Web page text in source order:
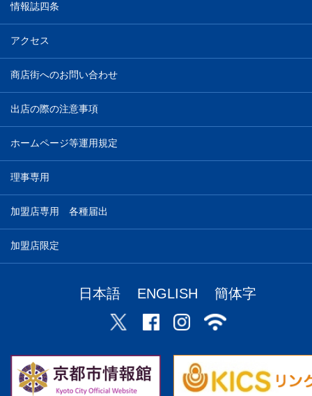
情報誌四条
アクセス
商店街へのお問い合わせ
出店の際の注意事項
ホームページ等運用規定
理事専用
加盟店専用 各種届出
加盟店限定
日本語 ENGLISH 簡体字